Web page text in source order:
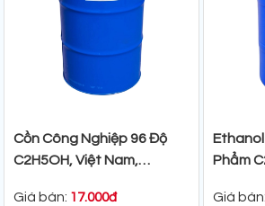
Cồn Công Nghiệp 96 Độ
C2H5OH, Việt Nam,
Giá bán: 17.000đ
Phẩm
Giá bán: